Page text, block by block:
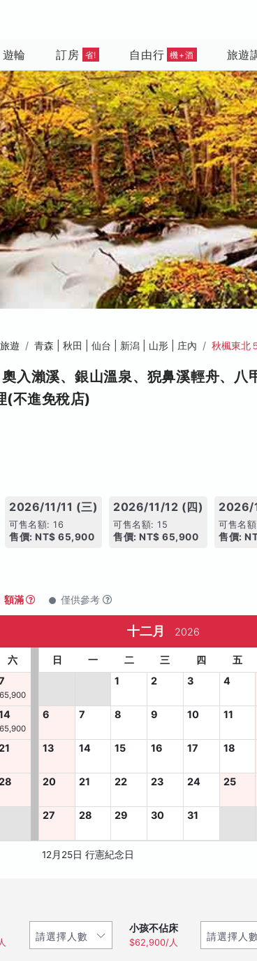
遊輪 訂房 省! 自由行 機+酒 旅遊
遊 青森 | 秋田 | 仙台 | 新潟 | 山形 | 庄內 秋楓東北
入瀨溪、銀山溫泉、猊鼻溪輕舟、八
(不進免稅店)
2026/11/11 (三)
可售名額: 16
售價: NT$ 65,900
2026/11/12 (四)
可售名額: 15
售價: NT$ 65,900
2026/
可售名
售價:
額滿 僅供參考
六
65,900
65,900
十二月 2026
日 一 二 三 四 五
1
2 3 4
6 7 8 9 10 11
13 14 15 16 17 18
20 21 22 23 24 25
27 28 29 30 31
12月25日 行憲紀念日
小孩不佔床
$62,900/人